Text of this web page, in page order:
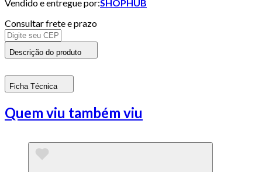
Vendido e entregue por:SHOPHUB
Consultar frete e prazo
Descrição do produto
Ficha Técnica
Quem viu também viu